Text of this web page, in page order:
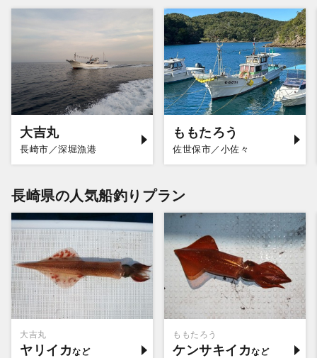
大吉丸
長崎市／深堀漁港
ももたろう
佐世保市／小佐々
長崎県の人気船釣りプラン
大吉丸
ヤリイカ
ももたろう
ケンサキイカ